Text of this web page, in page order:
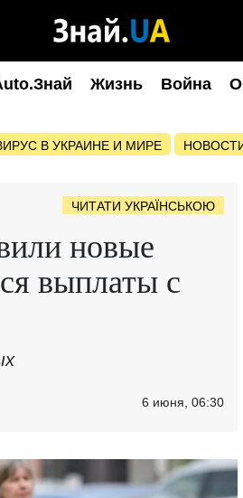
Жизнь Война
В УКРАИНЕ И МИРЕ
ЧИТАТИ УКРАЇНСЬКОЮ
новые
выплаты с
6 июня, 06:30